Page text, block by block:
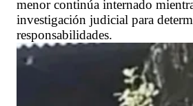
menor continúa internado
investigación judicial para
responsabilidades.